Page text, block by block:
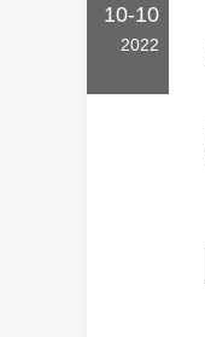
10-10
2022